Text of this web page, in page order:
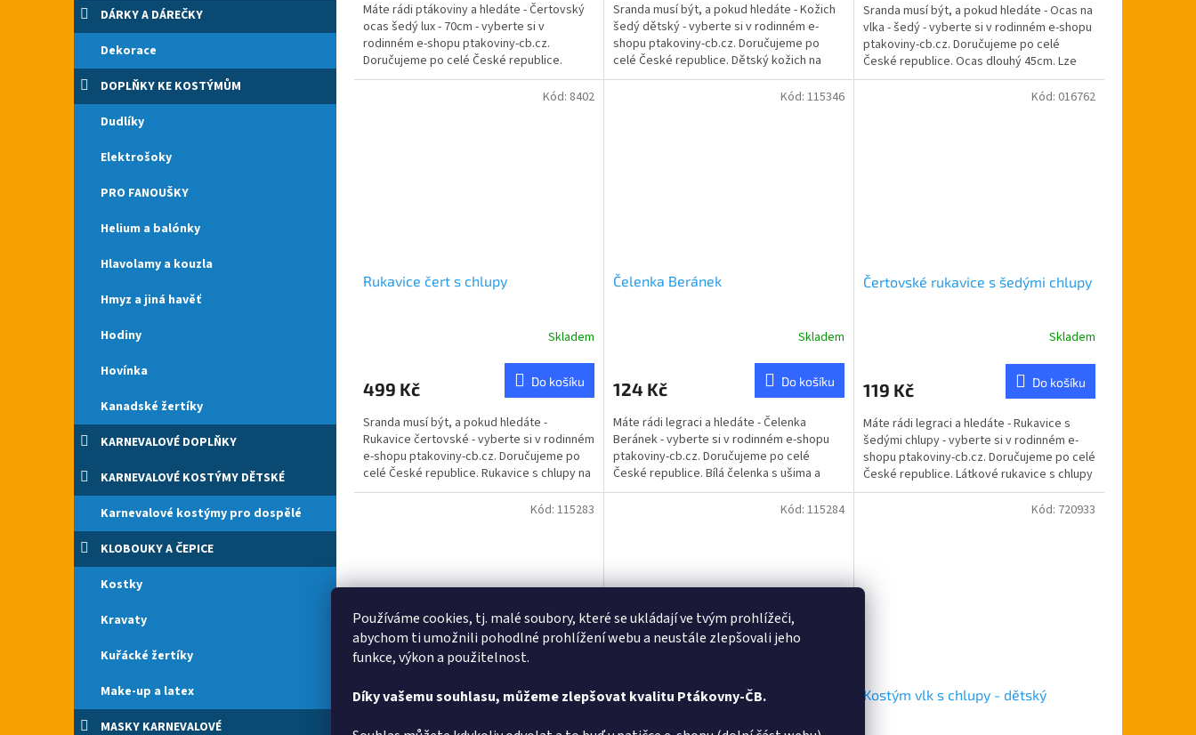
Používáme cookies, tj. malé soubory, které se ukládají ve tvým prohlížeči,
abychom ti umožnili pohodlné prohlížení webu a neustále zlepšovali jeho
funkce, výkon a použitelnost.
Díky vašemu souhlasu, můžeme zlepšovat kvalitu Ptákovny-ČB.
DÁRKY A DÁREČKY
Dekorace
DOPLŇKY KE KOSTÝMŮM
Dudlíky
Elektrošoky
PRO FANOUŠKY
Helium a balónky
Hlavolamy a kouzla
Hmyz a jiná havěť
Hodiny
Hovínka
Kanadské žertíky
KARNEVALOVÉ DOPLŇKY
KARNEVALOVÉ KOSTÝMY DĚTSKÉ
Karnevalové kostýmy pro dospělé
KLOBOUKY A ČEPICE
Kostky
Kravaty
Kuřácké žertíky
Make-up a latex
MASKY KARNEVALOVÉ
Máte rádi ptákoviny a hledáte - Čertovský
ocas šedý lux - 70cm - vyberte si v
rodinném e-shopu ptakoviny-cb.cz.
Doručujeme po celé České republice.
Čertovský ocas...
Sranda musí být, a pokud hledáte - Kožich
šedý dětský - vyberte si v rodinném e-
shopu ptakoviny-cb.cz. Doručujeme po
celé České republice. Dětský kožich na
čerta, vlka,...
Sranda musí být, a pokud hledáte - Ocas na
vlka - šedý - vyberte si v rodinném e-shopu
ptakoviny-cb.cz. Doručujeme po celé
České republice. Ocas dlouhý 45cm. Lze
použít na...
Rukavice čert s chlupy
je
z
5
hvězdiček.
Skladem
499 Kč Do košíku
Sranda musí být, a pokud hledáte -
Rukavice čertovské - vyberte si v rodinném
e-shopu ptakoviny-cb.cz. Doručujeme po
celé České republice. Rukavice s chlupy na
čerta, vlkodlaka...
Kód: 8402
Čelenka Beránek
Skladem
124 Kč Do košíku
Máte rádi legraci a hledáte - Čelenka
Beránek - vyberte si v rodinném e-shopu
ptakoviny-cb.cz. Doručujeme po celé
České republice. Bílá čelenka s ušima a
rohy na Beránka.
Kód: 115346
Čertovské rukavice s šedými chlupy
Skladem
119 Kč Do košíku
Máte rádi legraci a hledáte - Rukavice s
šedými chlupy - vyberte si v rodinném e-
shopu ptakoviny-cb.cz. Doručujeme po celé
České republice. Látkové rukavice s chlupy
délka...
Kód: 016762
Uši na vlka - světle šedé
Kód: 115283
Uši na vlka - tmavě šedé
Kód: 115284
Kostým vlk s chlupy - dětský
Kód: 720933